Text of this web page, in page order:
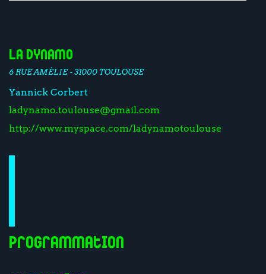
La Dynamo
6 RUE AMÉLIE - 31000 TOULOUSE
Yannick Corbert
ladynamo.toulouse@gmail.com
http://www.myspace.com/ladynamotoulouse
Programmation